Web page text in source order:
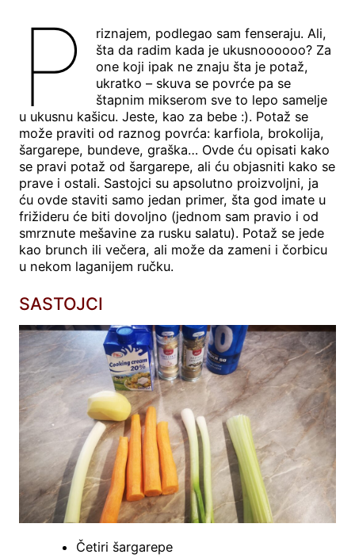
P
riznajem, podlegao sam fenseraju. Ali,
šta da radim kada je ukusnoooooo? Za
one koji ipak ne znaju šta je potaž,
ukratko – skuva se povrće pa se
štapnim mikserom sve to lepo samelje
u ukusnu kašicu. Jeste, kao za bebe :). Potaž se
može praviti od raznog povrća: karfiola, brokolija,
šargarepe, bundeve, graška… Ovde ću opisati kako
se pravi potaž od šargarepe, ali ću objasniti kako se
prave i ostali. Sastojci su apsolutno proizvoljni, ja
ću ovde staviti samo jedan primer, šta god imate u
frižideru će biti dovoljno (jednom sam pravio i od
smrznute mešavine za rusku salatu). Potaž se jede
kao brunch ili večera, ali može da zameni i čorbicu
u nekom laganijem ručku.
SASTOJCI
Četiri šargarepe